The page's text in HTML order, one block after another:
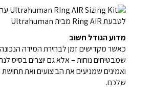
מדוע הגודל חשוב
כאשר מקדישים זמן לבחירת המידה
שמבטיחים נוחות – אלא גם יוצרים בסיס
ואמינים שמניעים את הביצועים ואת
שלכם.